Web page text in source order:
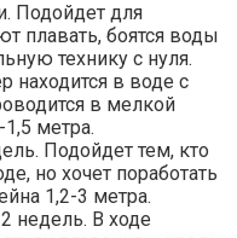
Подойдет для
плавать, боятся воды
технику с нуля.
находится в воде с
в мелкой
1,5 метра.
Подойдет тем, кто
но хочет поработать
1,2-3 метра.
недель. В ходе